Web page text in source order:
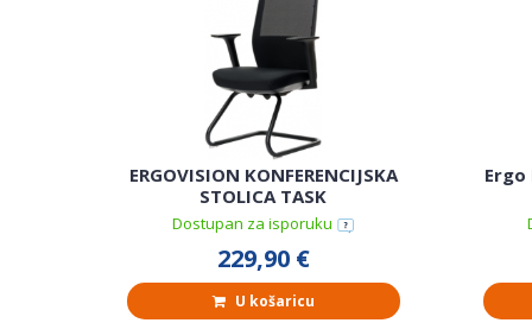
ERGOVISION KONFERENCIJSKA
STOLICA TASK
Dostupan za isporuku
229,90 €
U košaricu
Ergo